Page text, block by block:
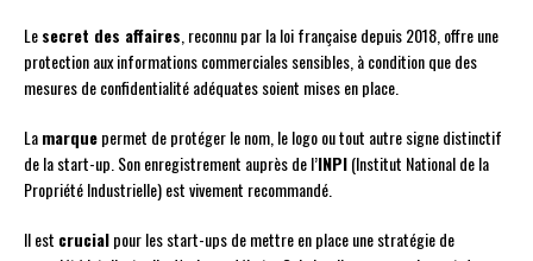
Lesecret des affaires, reconnu par la loi française depuis 2018, offre une
protection aux informations commerciales sensibles, à condition que des
mesures de confidentialité adéquates soient mises en place.
Lamarquepermet de protéger le nom, le logo ou tout autre signe distinctif
de la start-up. Son enregistrement auprès de l’INPI(Institut National de la
Propriété Industrielle) est vivement recommandé.
Il est crucialpour les start-ups de mettre en place une stratégie de